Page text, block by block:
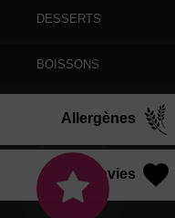
DESSERTS
BOISSONS
Allergènes
Vos Envies